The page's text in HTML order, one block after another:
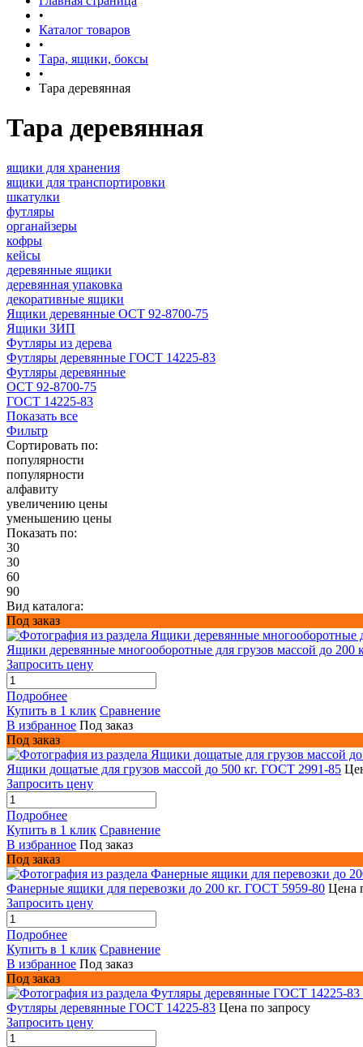
•
Каталог товаров
•
Тара, ящики, боксы
•
Тара деревянная
Тара деревянная
ящики для хранения
ящики для транспортировки
шкатулки
футляры
органайзеры
кофры
кейсы
деревянные ящики
деревянная упаковка
декоративные ящики
Ящики деревянные ОСТ 92-8700-75
Ящики ЗИП
Футляры из дерева
Футляры деревянные ГОСТ 14225-83
Футляры деревянные
ОСТ 92-8700-75
ГОСТ 14225-83
Показать все
Фильтр
Сортировать по:
популярности
популярности
алфавиту
увеличению цены
уменьшению цены
Показать по:
30
30
60
90
Вид каталога:
Под заказ
Ящики деревянные многооборотные для грузов массой до 200
Запросить цену
Подробнее
Купить в 1 клик Сравнение
В избранное Под заказ
Под заказ
Ящики дощатые для грузов массой до 500 кг. ГОСТ 2991-85
Запросить цену
Подробнее
Купить в 1 клик Сравнение
В избранное Под заказ
Под заказ
Фанерные ящики для перевозки до 200 кг. ГОСТ 5959-80 Цена
Запросить цену
Подробнее
Купить в 1 клик Сравнение
В избранное Под заказ
Под заказ
Футляры деревянные ГОСТ 14225-83 Цена по запросу
Запросить цену